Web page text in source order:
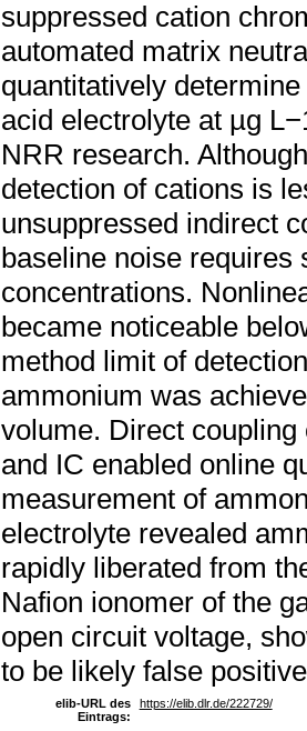
suppressed cation
automated matrix
quantitatively
acid electrolyte at µg
NRR research.
detection of cations is
unsuppressed indirect
baseline noise requires
concentrations.
became noticeable
method limit of
ammonium was
volume. Direct
and IC enabled online
measurement of
electrolyte revealed
rapidly liberated from
Nafion ionomer of the
open circuit voltage,
to be likely false
elib-URL des
Eintrags:
https://elib.dlr.de/222729/